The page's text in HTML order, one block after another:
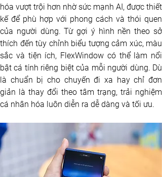
hóa vượt trội hơn nhờ sức mạnh AI, được thiết
kế để phù hợp với phong cách và thói quen
của người dùng. Từ gợi ý hình nền theo sở
thích đến tùy chỉnh biểu tượng cảm xúc, màu
sắc và tiện ích, FlexWindow có thể làm nổi
bật cá tính riêng biệt của mỗi người dùng. Dù
là chuẩn bị cho chuyến đi xa hay chỉ đơn
giản là thay đổi theo tâm trạng, trải nghiệm
cá nhân hóa luôn diễn ra dễ dàng và tối ưu.